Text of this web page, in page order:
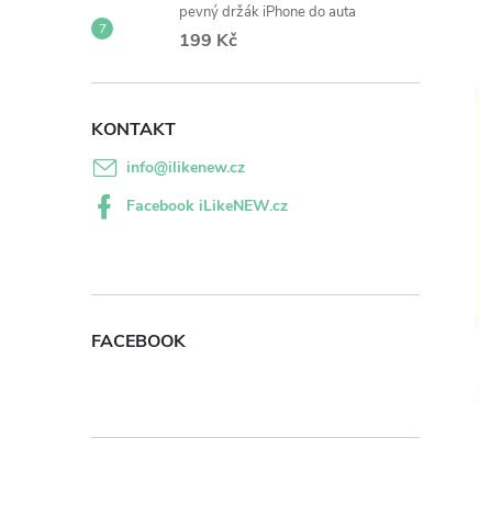
pevný držák iPhone do auta
199 Kč
KONTAKT
info@ilikenew.cz
Facebook iLikeNEW.cz
FACEBOOK